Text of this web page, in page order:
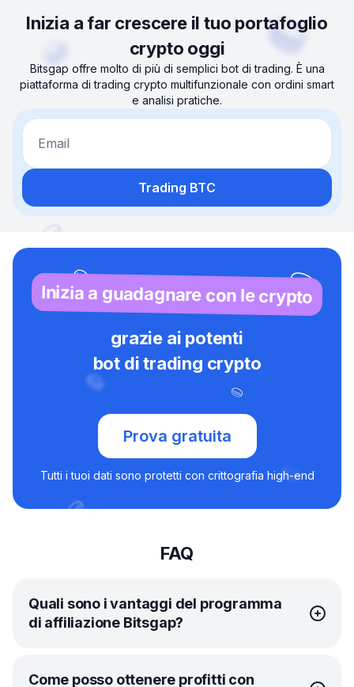
Inizia a far crescere il tuo portafoglio
crypto oggi
Bitsgap offre molto di più di semplici bot di trading. È una
piattaforma di trading crypto multifunzionale con ordini smart
e analisi pratiche.
Email
Trading BTC
Inizia a guadagnare con le crypto
grazie ai potenti
bot di trading crypto
Prova gratuita
Tutti i tuoi dati sono protetti con crittografia high-end
FAQ
Quali sono i vantaggi del programma
di affiliazione Bitsgap?
Ilprogramma di affiliazione
di Bitsgap è la tua chance
Come posso ottenere profitti con